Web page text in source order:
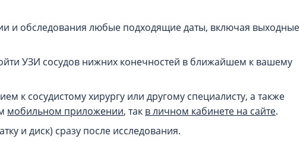
и обследования любые подходящие даты, включая выходные
УЗИ сосудов нижних конечностей в ближайшем к вашему
к сосудистому хирургу или другому специалисту, а также
мобильном приложении, так в личном кабинете на сайте.
и диск) сразу после исследования.